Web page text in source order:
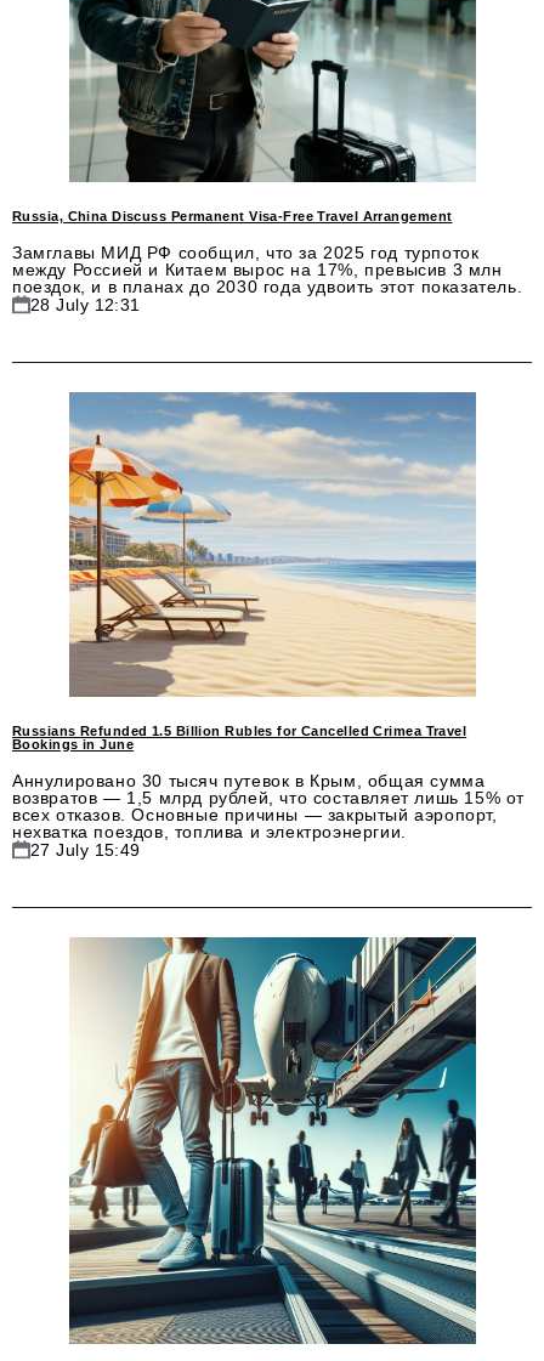
Russia, China Discuss Permanent Visa-Free Travel Arrangement
Замглавы МИД РФ сообщил, что за 2025 год турпоток
между Россией и Китаем вырос на 17%, превысив 3 млн
поездок, и в планах до 2030 года удвоить этот показатель.
28 July 12:31
Russians Refunded 1.5 Billion Rubles for Cancelled Crimea Travel
Bookings in June
Аннулировано 30 тысяч путевок в Крым, общая сумма
возвратов — 1,5 млрд рублей, что составляет лишь 15% от
всех отказов. Основные причины — закрытый аэропорт,
нехватка поездов, топлива и электроэнергии.
27 July 15:49